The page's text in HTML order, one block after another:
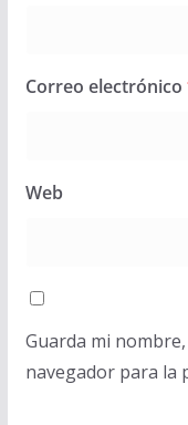
Correo electrónico
Web
Guarda mi
navegador para la